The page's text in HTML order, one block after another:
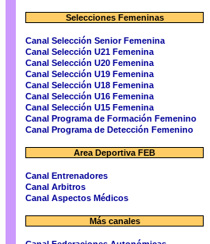
Selecciones Femeninas
Canal Selección Senior Femenina
Canal Selección U21 Femenina
Canal Selección U20 Femenina
Canal Selección U19 Femenina
Canal Selección U18 Femenina
Canal Selección U16 Femenina
Canal Selección U15 Femenina
Canal Programa de Formación Femenino
Canal Programa de Detección Femenino
Area Deportiva FEB
Canal Entrenadores
Canal Arbitros
Canal Aspectos Médicos
Más canales